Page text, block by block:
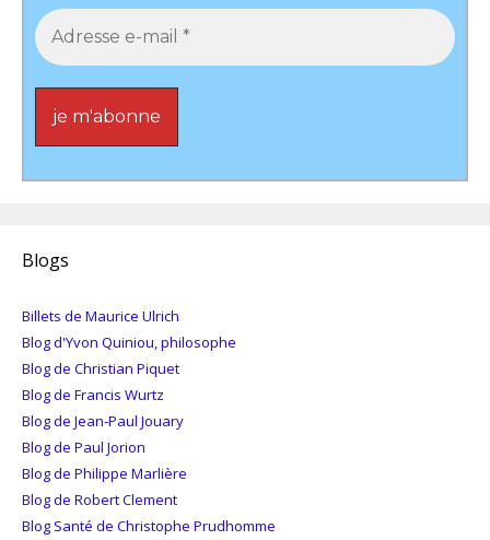
Blogs
Billets de Maurice Ulrich
Blog d'Yvon Quiniou, philosophe
Blog de Christian Piquet
Blog de Francis Wurtz
Blog de Jean-Paul Jouary
Blog de Paul Jorion
Blog de Philippe Marlière
Blog de Robert Clement
Blog Santé de Christophe Prudhomme